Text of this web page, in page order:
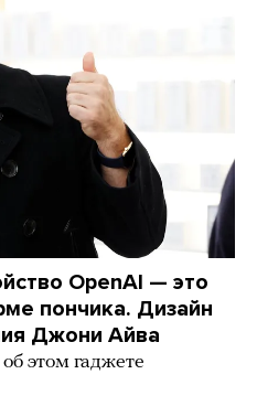
OpenAI — это
пончика. Дизайн
Джони Айва
этом гаджете